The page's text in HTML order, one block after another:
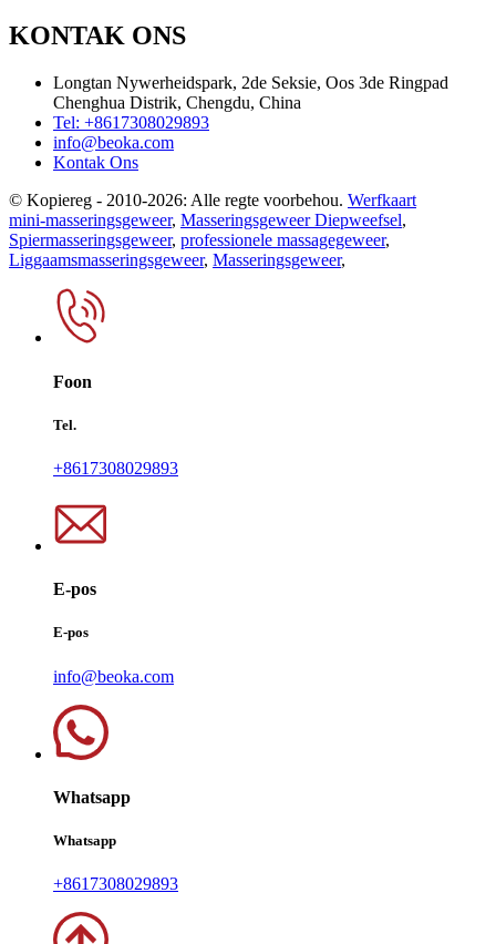
KONTAK ONS
Longtan Nywerheidspark, 2de Seksie, Oos 3de Ringpad
Chenghua Distrik, Chengdu, China
Tel: +8617308029893
info@beoka.com
Kontak Ons
© Kopiereg - 2010-2026: Alle regte voorbehou. Werfkaart
mini-masseringsgeweer, Masseringsgeweer Diepweefsel,
Spiermasseringsgeweer, professionele massagegeweer,
Liggaamsmasseringsgeweer, Masseringsgeweer,
Foon
Tel.
+8617308029893
E-pos
E-pos
info@beoka.com
Whatsapp
Whatsapp
+8617308029893